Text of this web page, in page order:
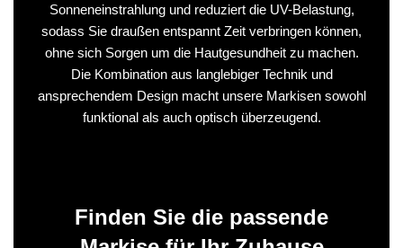
Sonneneinstrahlung und reduziert die UV-Belastung,
sodass Sie draußen entspannt Zeit verbringen können,
ohne sich Sorgen um die Hautgesundheit zu machen.
Die Kombination aus langlebiger Technik und
ansprechendem Design macht unsere Markisen sowohl
funktional als auch optisch überzeugend.
Finden Sie die passende